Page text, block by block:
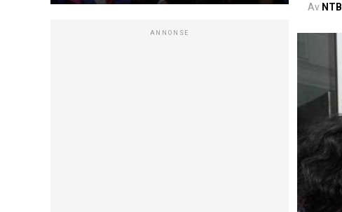
ANNONSE
Av NTB